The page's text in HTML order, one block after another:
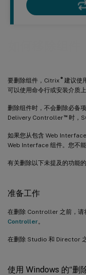
要删除组件，Citrix ®建议使
可以使用命令行或安装介质
删除组件时，不会删除必备
Delivery Controller™时，
如果您从包含 Web
Web Interface 组件。您不
有关删除以下未提及的功能
准备工作
在删除 Controller 之前，请
Controller。
在删除 Studio 和 Director
使用 Windows 的“删